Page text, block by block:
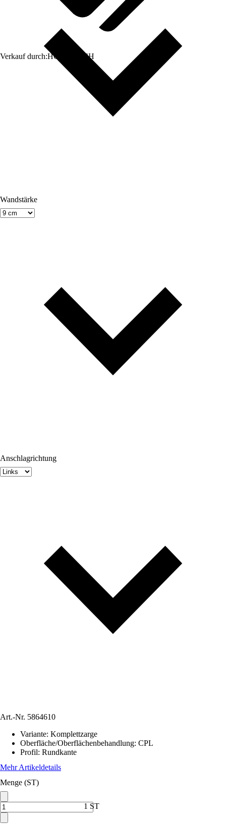
Verkauf durch:HORNBACH
Wandstärke
Anschlagrichtung
Art.-Nr. 5864610
Variante: Komplettzarge
Oberfläche/Oberflächenbehandlung: CPL
Profil: Rundkante
Mehr Artikeldetails
Menge (ST)
1 ST